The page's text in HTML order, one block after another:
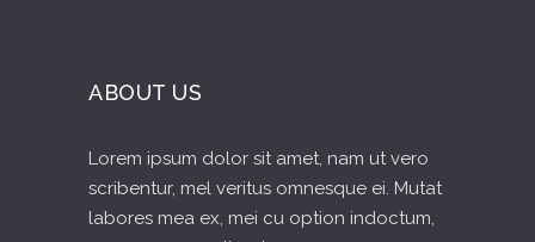
ABOUT US
Lorem ipsum dolor sit amet, nam ut vero
scribentur, mel veritus omnesque ei. Mutat
labores mea ex, mei cu option indoctum,